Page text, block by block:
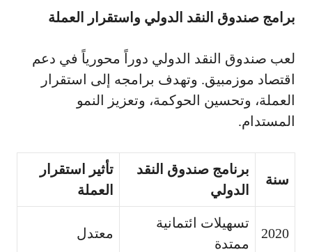
برامج صندوق النقد الدولي واستقرار العملة
لعب صندوق النقد الدولي دوراً محورياً في دعم
اقتصاد موزمبيق. وتهدف برامجه إلى استقرار
العملة، وتحسين الحوكمة، وتعزيز النمو
المستدام.
سنة
برنامج صندوق النقد
الدولي
تأثير استقرار
العملة
2020
تسهيلات ائتمانية
ممتدة
معتدل